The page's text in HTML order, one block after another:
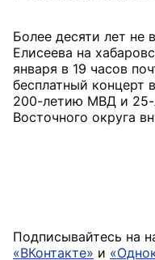
Более десяти лет не
Елисеева на
января в 19 часов
бесплатный
200-летию МВД и 25-
Восточного округа
Подписывайтесь на
«ВКонтакте» и